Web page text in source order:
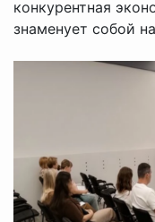
конкурентная
знаменует собой